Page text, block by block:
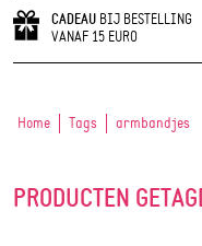
CADEAU BIJ BESTELLING
VANAF 15 EURO
Home Tags armbandjes
PRODUCTEN